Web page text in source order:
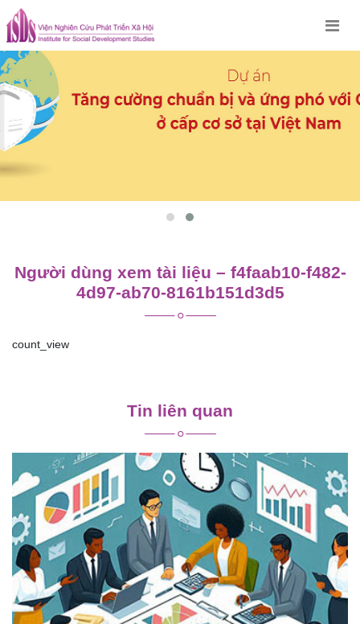
Skip
to
content
Người dùng xem tài liệu – f4faab10-f482-
4d97-ab70-8161b151d3d5
count_view
viết
Tin liên quan